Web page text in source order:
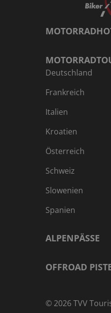
Deutschland
Frankreich
Italien
Kroatien
Österreich
Schweiz
Slowenien
Spanien
ALPENPÄSSE
OFFROAD
© 2026TVV